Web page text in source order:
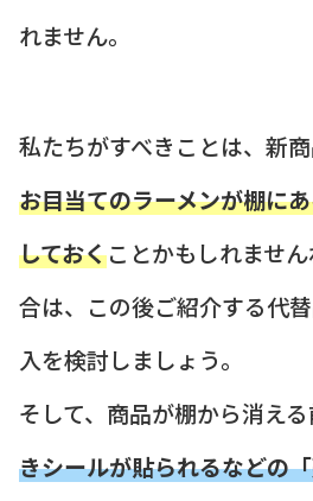
れません。
私たちがすべきことは、新商
お目当てのラーメンが棚に
しておくことかもしれませ
合は、この後ご紹介する代
入を検討しましょう。
そして、商品が棚から消える
きシールが貼られるなどの